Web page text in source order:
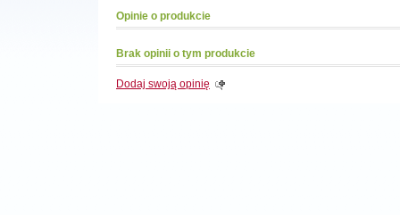
Opinie o produkcie
Brak opinii o tym produkcie
Dodaj swoją opinię